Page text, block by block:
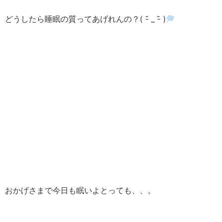
どうしたら睡眠の質ってあげれんの？( -᷄ _ -᷅ )
おかげさまで今日も眠いよとっても、、。